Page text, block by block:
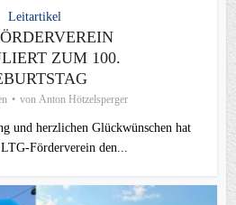
Leitartikel
ZUM 100.
von Anton Hötzelsperger
und herzlichen Glückwünschen hat
den...